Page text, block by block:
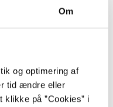
Om
og optimering af
tid ændre eller
på ”Cookies” i